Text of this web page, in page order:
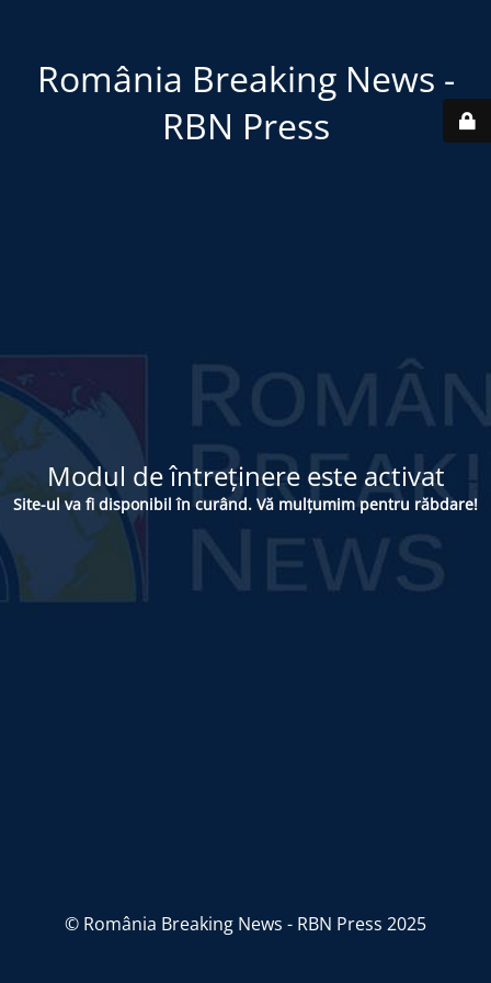
România Breaking News -
RBN Press
Modul de întreținere este activat
Site-ul va fi disponibil în curând. Vă mulțumim pentru răbdare!
© România Breaking News - RBN Press 2025